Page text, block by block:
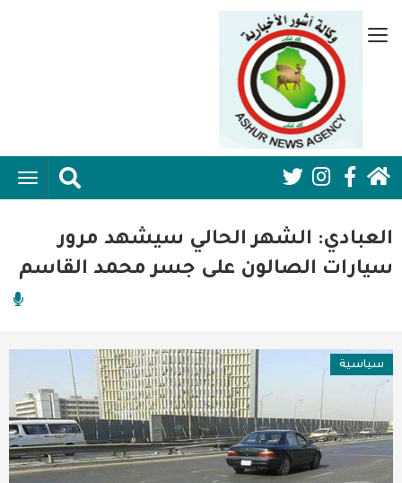
إلى
Social
Media:
Header
العبادي: الشهر الحالي سيشهد مرور
سيارات الصالون على جسر محمد القاسم
سياسية
قائمة
جانبية
الرئيسية
اقتصاد واعمال
رياضة
فن وثقافة
عربية ودولية